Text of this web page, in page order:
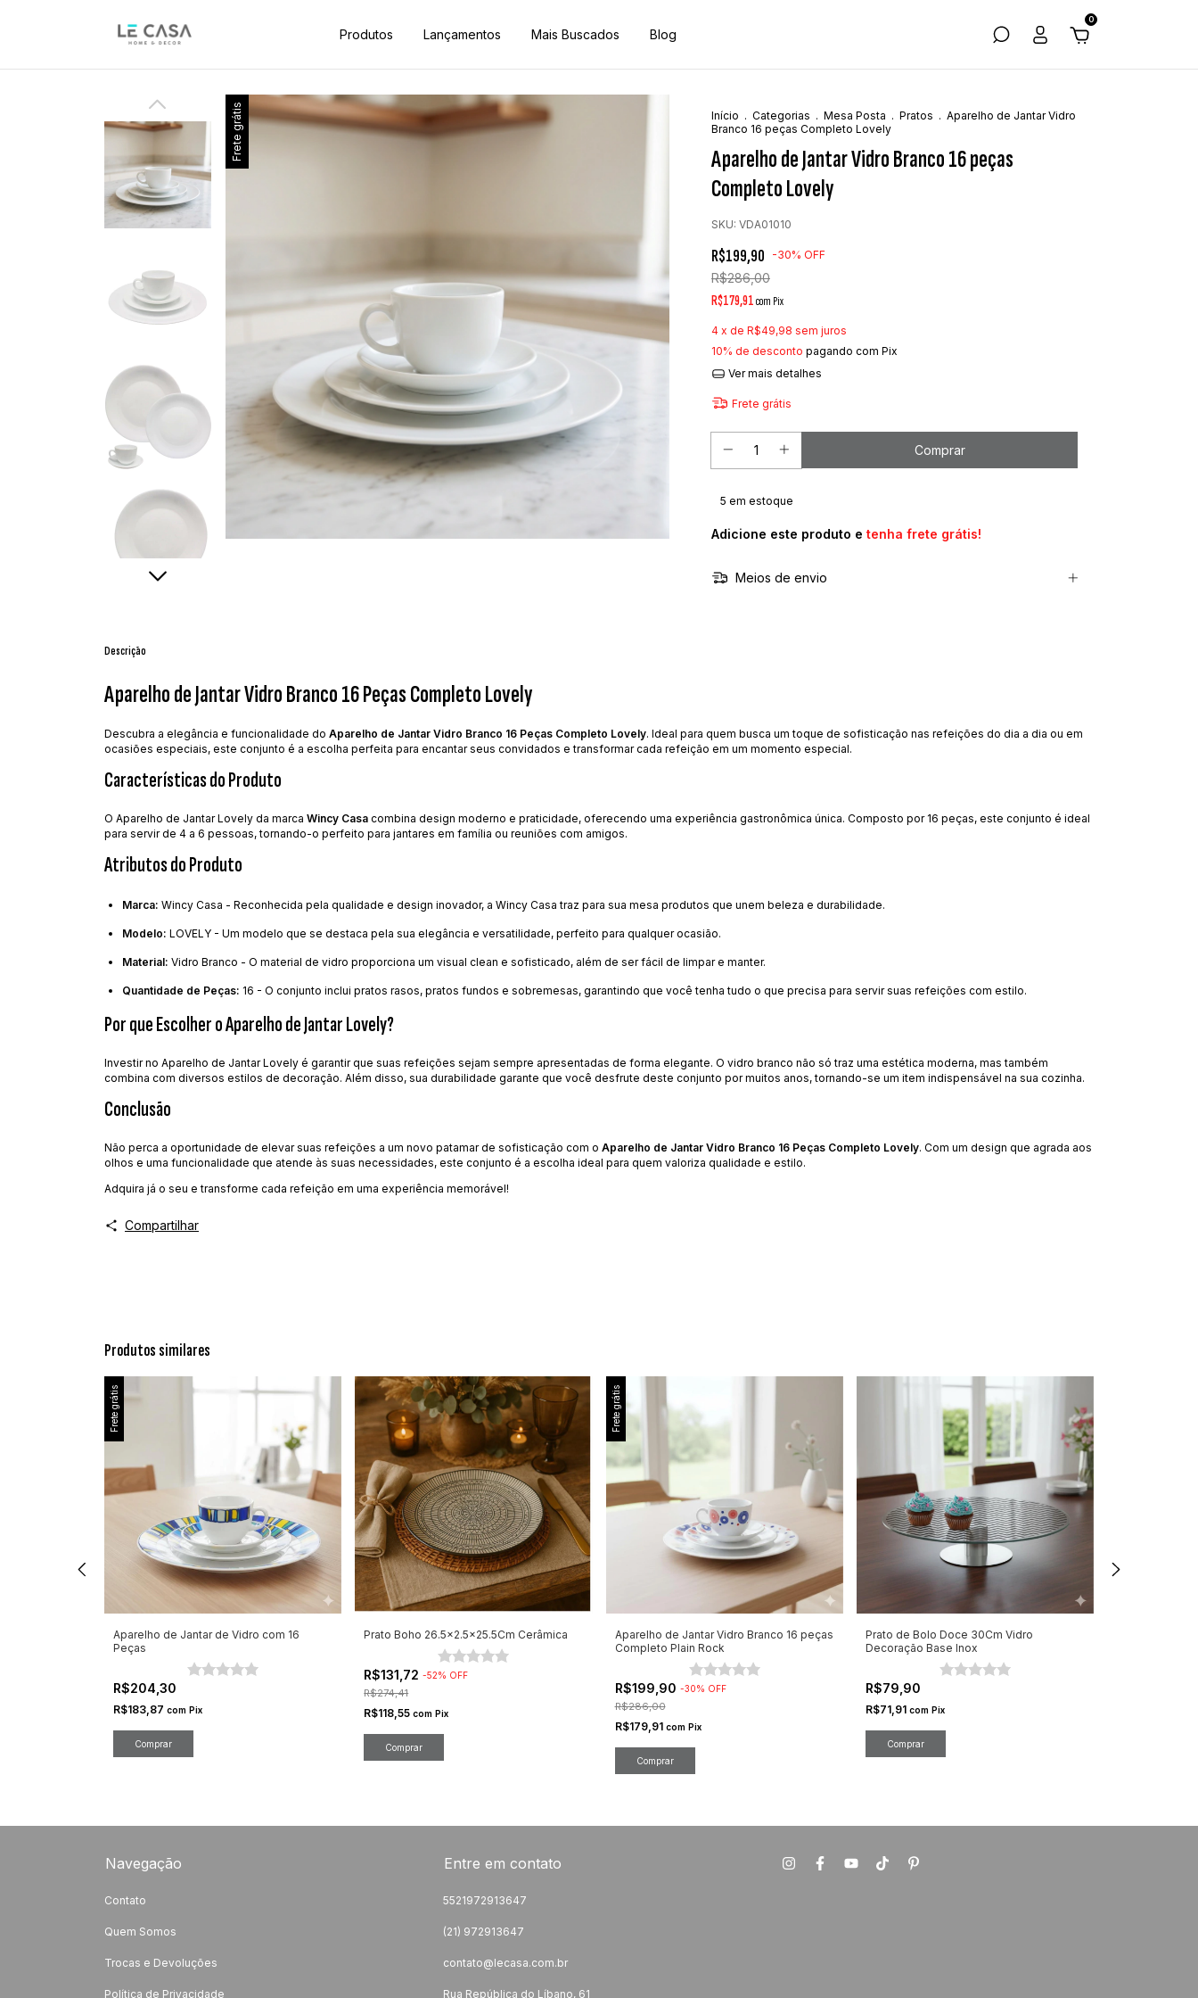
Produtos Lançamentos Mais Buscados Blog
0
Frete grátis Início . Categorias . Mesa Posta . Pratos . Aparelho de Jantar Vidro
Branco 16 peças Completo Lovely
Aparelho de Jantar Vidro Branco 16 peças
Completo Lovely
SKU: VDA01010
R$199,90 -30% OFF
R$286,00
R$179,91com Pix
4 x de R$49,98 sem juros
10% de desconto pagando com Pix
Ver mais detalhes
Frete grátis
5 em estoque
Adicione este produto e tenha frete grátis!
Meios de envio
Descrição
Aparelho de Jantar Vidro Branco 16 Peças Completo Lovely
Descubra a elegância e funcionalidade do Aparelho de Jantar Vidro Branco 16 Peças Completo Lovely. Ideal para quem busca um toque de sofisticação nas refeições do dia a dia ou em
ocasiões especiais, este conjunto é a escolha perfeita para encantar seus convidados e transformar cada refeição em um momento especial.
Características do Produto
O Aparelho de Jantar Lovely da marca Wincy Casa combina design moderno e praticidade, oferecendo uma experiência gastronômica única. Composto por 16 peças, este conjunto é ideal
para servir de 4 a 6 pessoas, tornando-o perfeito para jantares em família ou reuniões com amigos.
Atributos do Produto
Marca: Wincy Casa - Reconhecida pela qualidade e design inovador, a Wincy Casa traz para sua mesa produtos que unem beleza e durabilidade.
Modelo: LOVELY - Um modelo que se destaca pela sua elegância e versatilidade, perfeito para qualquer ocasião.
Material: Vidro Branco - O material de vidro proporciona um visual clean e sofisticado, além de ser fácil de limpar e manter.
Quantidade de Peças: 16 - O conjunto inclui pratos rasos, pratos fundos e sobremesas, garantindo que você tenha tudo o que precisa para servir suas refeições com estilo.
Por que Escolher o Aparelho de Jantar Lovely?
Investir no Aparelho de Jantar Lovely é garantir que suas refeições sejam sempre apresentadas de forma elegante. O vidro branco não só traz uma estética moderna, mas também
combina com diversos estilos de decoração. Além disso, sua durabilidade garante que você desfrute deste conjunto por muitos anos, tornando-se um item indispensável na sua cozinha.
Conclusão
Não perca a oportunidade de elevar suas refeições a um novo patamar de sofisticação com o Aparelho de Jantar Vidro Branco 16 Peças Completo Lovely. Com um design que agrada aos
olhos e uma funcionalidade que atende às suas necessidades, este conjunto é a escolha ideal para quem valoriza qualidade e estilo.
Adquira já o seu e transforme cada refeição em uma experiência memorável!
Compartilhar
Produtos similares
Frete grátis
Aparelho de Jantar de Vidro com 16
Peças
R$204,30
R$183,87 com Pix
Comprar
Prato Boho 26.5x2.5x25.5Cm Cerâmica
R$131,72-52% OFF
R$274,41
R$118,55com Pix
Frete grátis
Aparelho de Jantar Vidro Branco 16 peças
Completo Plain Rock
R$199,90 -30% OFF
R$286,00
R$179,91 com Pix
Prato de Bolo Doce 30Cm Vidro
Decoração Base Inox
R$79,90
R$71,91 com Pix
Navegação
Contato
Quem Somos
Trocas e Devoluções
Política de Privacidade
Entre em contato
5521972913647
(21) 972913647
contato@lecasa.com.br
Rua República do Líbano, 61